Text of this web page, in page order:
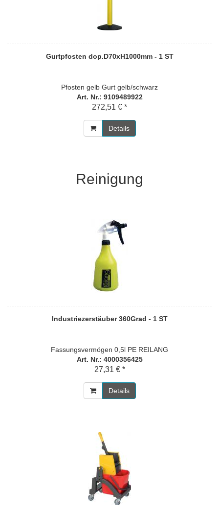
Gurtpfosten dop.D70xH1000mm - 1 ST
Pfosten gelb Gurt gelb/schwarz
Art. Nr.: 9109489922
272,51 € *
Details
Reinigung
Industriezerstäuber 360Grad - 1 ST
Fassungsvermögen 0,5l PE REILANG
Art. Nr.: 4000356425
27,31 € *
Details